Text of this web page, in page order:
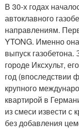
В 30-х годах
автоклавного
направлениям.
YTONG. Именно
выпуск газобетона.
городе Иксхульт,
год (впоследствии
крупного
квартирой в
из смеси извести
без добавления